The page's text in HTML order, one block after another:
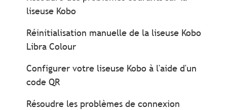
liseuse Kobo
Réinitialisation manuelle de la liseuse Kobo
Libra Colour
Configurer votre liseuse Kobo à l'aide d'un
code QR
Résoudre les problèmes de connexion